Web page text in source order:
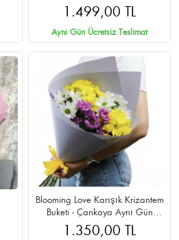
1.499,00 TL
Aynı Gün Ücretsiz Teslimat
Blooming Love Karışık Krizantem
Buketi - Çankaya Aynı Gün
Teslimat
1.350,00 TL